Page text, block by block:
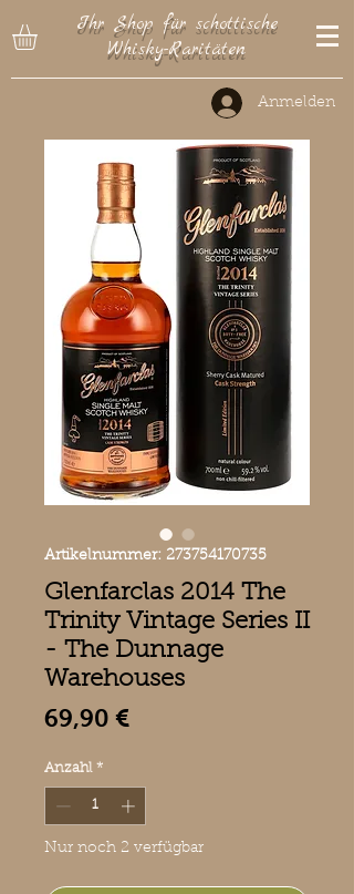
Ihr Shop für schottische
Whisky-Raritäten
Anmelden
Artikelnummer: 273754170735
Glenfarclas 2014 The
Trinity Vintage Series II
- The Dunnage
Warehouses
69,90 €Preis
Anzahl *
Nur noch 2 verfügbar